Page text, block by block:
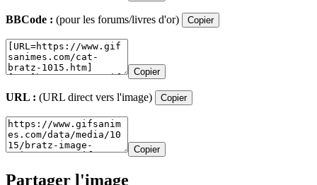
BBCode : (pour les forums/livres d'or) Copier
Copier
URL : (URL direct vers l'image) Copier
Copier
Partager l'image